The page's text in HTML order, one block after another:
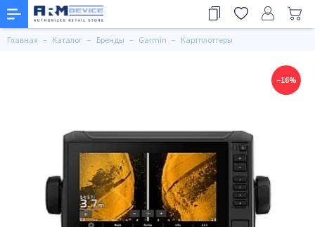
Главная Каталог Бренды Garmin Картплоттеры
−16%